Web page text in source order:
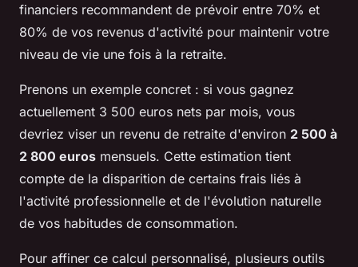
financiers recommandent de prévoir entre 70% et
80% de vos revenus d'activité pour maintenir votre
niveau de vie une fois à la retraite.
Prenons un exemple concret : si vous gagnez
actuellement 3 500 euros nets par mois, vous
devriez viser un revenu de retraite d'environ 2 500 à
2 800 euros mensuels. Cette estimation tient
compte de la disparition de certains frais liés à
l'activité professionnelle et de l'évolution naturelle
de vos habitudes de consommation.
Pour affiner ce calcul personnalisé, plusieurs outils